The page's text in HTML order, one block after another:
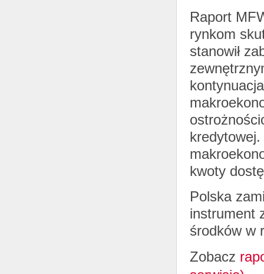
Raport
rynkom
stanowił
kwoty
Polska
instrument
środków w
Zobacz